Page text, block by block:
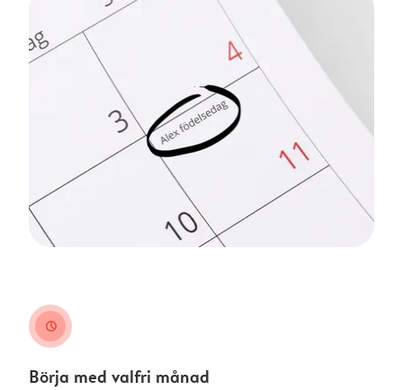
clock
Börja med valfri månad